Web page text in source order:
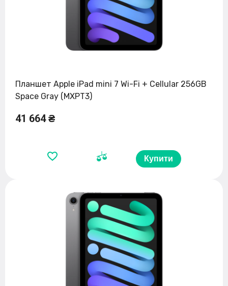
Планшет Apple iPad mini 7 Wi-Fi + Cellular 256GB
Space Gray (MXPT3)
41 664 ₴
Купити